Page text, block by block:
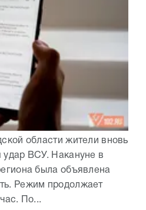
области жители вновь
удар ВСУ. Накануне в
была объявлена
Режим продолжает
По...